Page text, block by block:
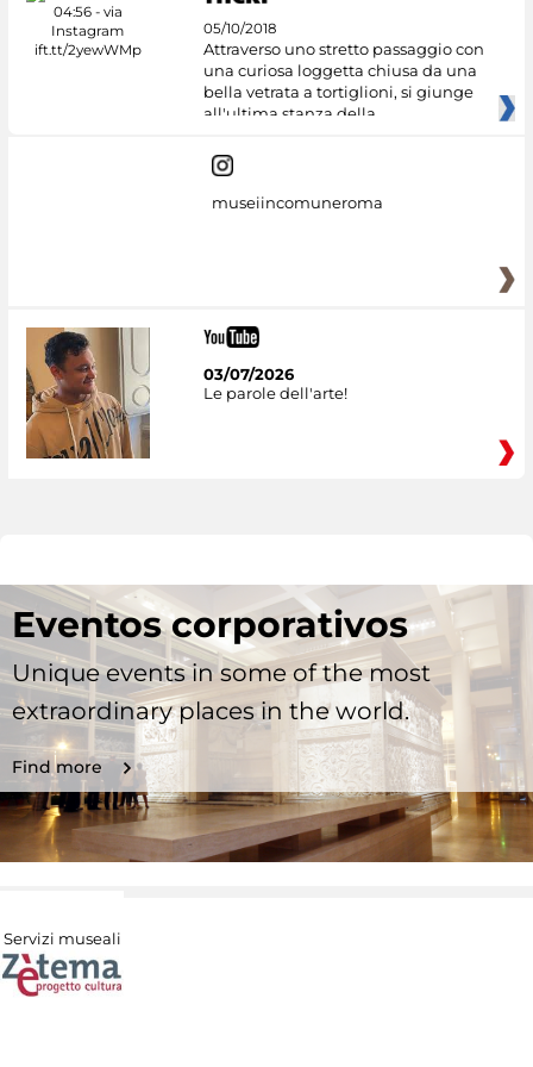
05/10/2018
Attraverso uno stretto passaggio con
una curiosa loggetta chiusa da una
bella vetrata a tortiglioni, si giunge
all'ultima stanza della
museiincomuneroma
03/07/2026
Le parole dell'arte!
Eventos corporativos
Unique events in some of the most
extraordinary places in the world.
Find more
Servizi museali